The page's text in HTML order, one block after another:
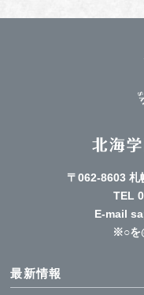
〒062-8603 札
TEL
E-mail
※○を
最新情報